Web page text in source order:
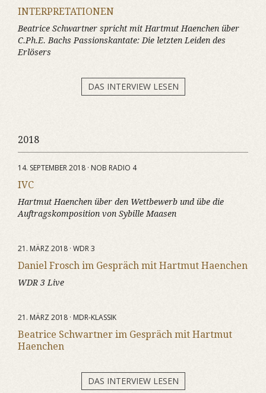
INTERPRETATIONEN
Beatrice Schwartner spricht mit Hartmut Haenchen über
C.Ph.E. Bachs Passionskantate: Die letzten Leiden des
Erlösers
DAS INTERVIEW LESEN
2018
14. SEPTEMBER 2018 · NOB RADIO 4
IVC
Hartmut Haenchen über den Wettbewerb und übe die
Auftragskomposition von Sybille Maasen
21. MÄRZ 2018 · WDR 3
Daniel Frosch im Gespräch mit Hartmut Haenchen
WDR 3 Live
21. MÄRZ 2018 · MDR-KLASSIK
Beatrice Schwartner im Gespräch mit Hartmut
Haenchen
DAS INTERVIEW LESEN